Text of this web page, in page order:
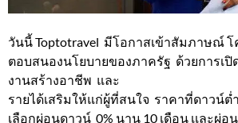
วันนี้ Toptotravel มีโอกาสเข้าสัมภาษณ์ โค
ตอบสนองนโยบายของภาครัฐ ด้วยการเปิ
งานสร้างอาชีพ และ
รายได้เสริมให้แก่ผู้ที่สนใจ ราคาที่ดาวน์ต่
เลือกผ่อนดาวน์ 0% นาน 10 เดือน เเละผ่อ